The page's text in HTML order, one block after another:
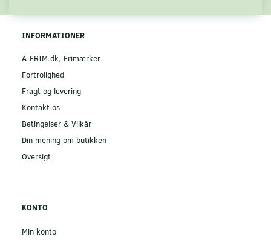
INFORMATIONER
A-FRIM.dk, Frimærker
Fortrolighed
Fragt og levering
Kontakt os
Betingelser & Vilkår
Din mening om butikken
Oversigt
KONTO
Min konto